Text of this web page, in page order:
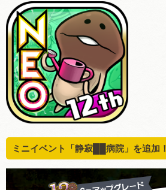
ミニイベント「静寂██病院」を追加！